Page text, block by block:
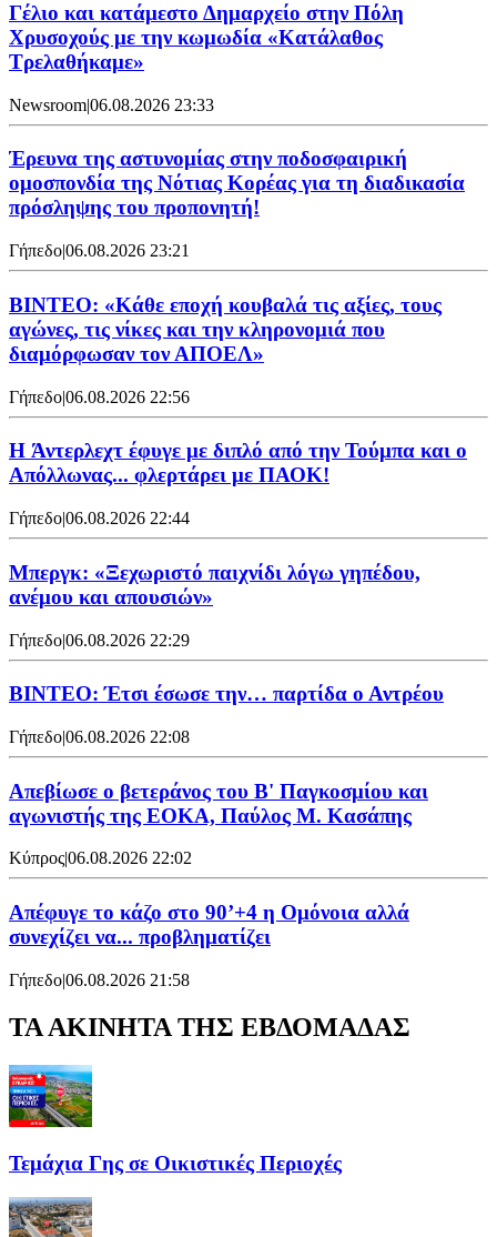
Γέλιο και κατάμεστο Δημαρχείο στην Πόλη
Χρυσοχούς με την κωμωδία «Κατάλαθος
Τρελαθήκαμε»
Newsroom|06.08.2026 23:33
Έρευνα της αστυνομίας στην ποδοσφαιρική
ομοσπονδία της Νότιας Κορέας για τη διαδικασία
πρόσληψης του προπονητή!
Γήπεδο|06.08.2026 23:21
ΒΙΝΤΕΟ: «Κάθε εποχή κουβαλά τις αξίες, τους
αγώνες, τις νίκες και την κληρονομιά που
διαμόρφωσαν τον ΑΠΟΕΛ»
Γήπεδο|06.08.2026 22:56
H Άντερλεχτ έφυγε με διπλό από την Τούμπα και ο
Απόλλωνας... φλερτάρει με ΠΑΟΚ!
Γήπεδο|06.08.2026 22:44
Μπεργκ: «Ξεχωριστό παιχνίδι λόγω γηπέδου,
ανέμου και απουσιών»
Γήπεδο|06.08.2026 22:29
ΒΙΝΤΕΟ: Έτσι έσωσε την… παρτίδα ο Αντρέου
Γήπεδο|06.08.2026 22:08
Απεβίωσε ο βετεράνος του Β' Παγκοσμίου και
αγωνιστής της ΕΟΚΑ, Παύλος Μ. Κασάπης
Κύπρος|06.08.2026 22:02
Απέφυγε το κάζο στο 90’+4 η Ομόνοια αλλά
συνεχίζει να... προβληματίζει
Γήπεδο|06.08.2026 21:58
ΤΑ ΑΚΙΝΗΤΑ ΤΗΣ ΕΒΔΟΜΑΔΑΣ
Τεμάχια Γης σε Οικιστικές Περιοχές